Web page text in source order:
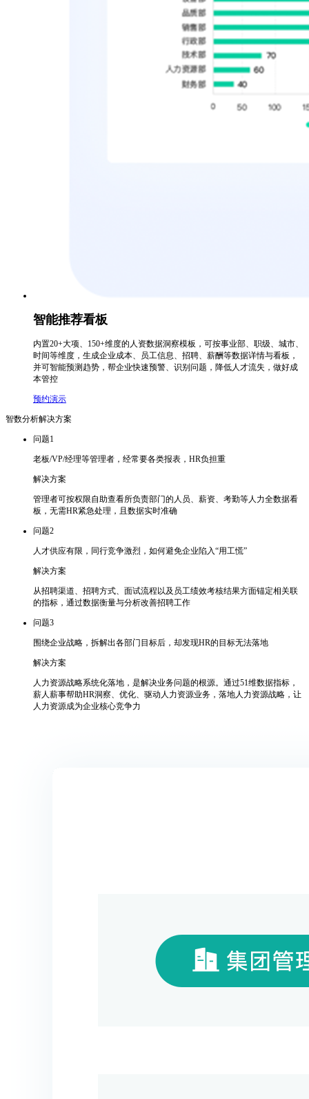
智能推荐看板
内置20+大项、150+维度的人资数据洞察模板，可按事业部、职级、城市、
时间等维度，生成企业成本、员工信息、招聘、薪酬等数据详情与看板，
并可智能预测趋势，帮企业快速预警、识别问题，降低人才流失，做好成
本管控
预约演示
智数分析解决方案
问题1
老板/VP/经理等管理者，经常要各类报表，HR负担重
解决方案
管理者可按权限自助查看所负责部门的人员、薪资、考勤等人力全数据看
板，无需HR紧急处理，且数据实时准确
问题2
人才供应有限，同行竞争激烈，如何避免企业陷入“用工慌”
解决方案
从招聘渠道、招聘方式、面试流程以及员工绩效考核结果方面锚定相关联
的指标，通过数据衡量与分析改善招聘工作
问题3
围绕企业战略，拆解出各部门目标后，却发现HR的目标无法落地
解决方案
人力资源战略系统化落地，是解决业务问题的根源。通过51维数据指标，
薪人薪事帮助HR洞察、优化、驱动人力资源业务，落地人力资源战略，让
人力资源成为企业核心竞争力